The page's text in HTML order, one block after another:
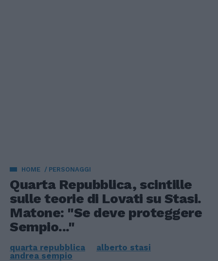
HOME PERSONAGGI
Quarta Repubblica, scintille
sulle teorie di Lovati su Stasi.
Matone: "Se deve proteggere
Sempio..."
quarta repubblica
alberto stasi
andrea sempio